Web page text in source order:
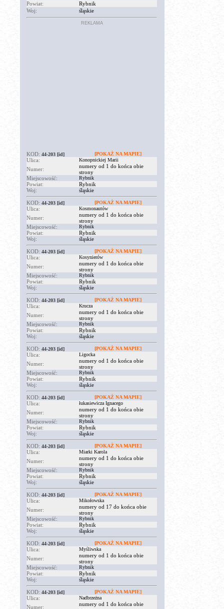
Powiat:
Rybnik
Woj:
śląskie
REKLAMA
KOD: 44-203 [id] [POKAŻ NA MAPIE]
Ulica: Konopnickiej Marii
Numer:
numery od 1 do końca obie
strony
Miejscowość:
Rybnik
Powiat:
Rybnik
Woj:
śląskie
KOD: 44-203 [id] [POKAŻ NA MAPIE]
Ulica: Kosmonautów
Numer:
numery od 1 do końca obie
strony
Miejscowość:
Rybnik
Powiat:
Rybnik
Woj:
śląskie
KOD: 44-203 [id] [POKAŻ NA MAPIE]
Ulica: Kosynierów
Numer:
numery od 1 do końca obie
strony
Miejscowość:
Rybnik
Powiat:
Rybnik
Woj:
śląskie
KOD: 44-203 [id] [POKAŻ NA MAPIE]
Ulica: Krucza
Numer:
numery od 1 do końca obie
strony
Miejscowość:
Rybnik
Powiat:
Rybnik
Woj:
śląskie
KOD: 44-203 [id] [POKAŻ NA MAPIE]
Ulica: Ligocka
Numer:
numery od 1 do końca obie
strony
Miejscowość:
Rybnik
Powiat:
Rybnik
Woj:
śląskie
KOD: 44-203 [id] [POKAŻ NA MAPIE]
Ulica: łukasiewicza Ignacego
Numer:
numery od 1 do końca obie
strony
Miejscowość:
Rybnik
Powiat:
Rybnik
Woj:
śląskie
KOD: 44-203 [id] [POKAŻ NA MAPIE]
Ulica: Miarki Karola
Numer:
numery od 1 do końca obie
strony
Miejscowość:
Rybnik
Powiat:
Rybnik
Woj:
śląskie
KOD: 44-203 [id] [POKAŻ NA MAPIE]
Ulica: Mikołowska
Numer:
numery od 17 do końca obie
strony
Miejscowość:
Rybnik
Powiat:
Rybnik
Woj:
śląskie
KOD: 44-203 [id] [POKAŻ NA MAPIE]
Ulica: Myśliwska
Numer:
numery od 1 do końca obie
strony
Miejscowość:
Rybnik
Powiat:
Rybnik
Woj:
śląskie
KOD: 44-203 [id] [POKAŻ NA MAPIE]
Ulica: Nadbrzeżna
Numer:
numery od 1 do końca obie